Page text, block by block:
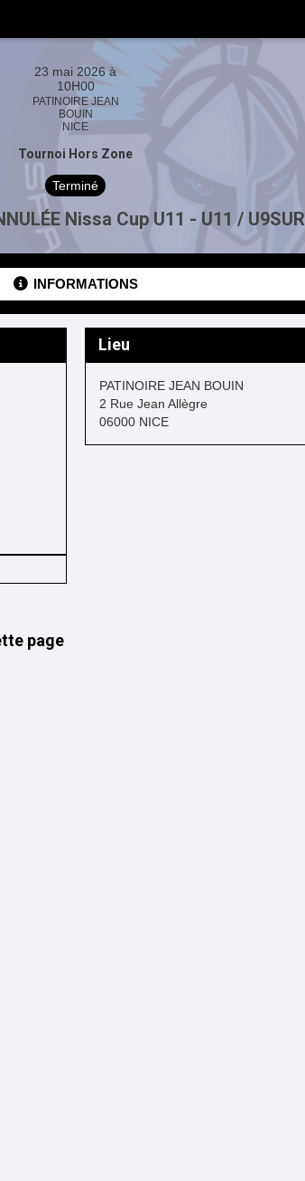
23 mai 2026 à
10H00
PATINOIRE JEAN
BOUIN
NICE
Tournoi Hors Zone
Terminé
Nissa Cup U11 - U11 / U9SUR
INFORMATIONS
Lieu
PATINOIRE JEAN BOUIN
2 Rue Jean Allègre
06000 NICE
page